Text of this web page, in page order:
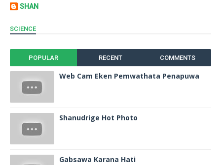
SHAN
SCIENCE
POPULAR RECENT COMMENTS
Web Cam Eken Pemwathata Penapuwa
Shanudrige Hot Photo
Gabsawa Karana Hati